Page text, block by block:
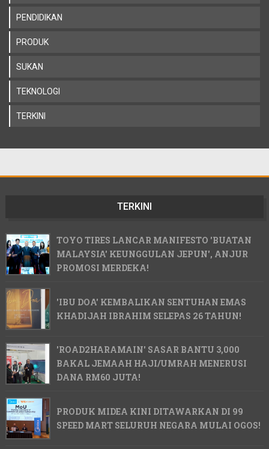
PENDIDIKAN
PRODUK
SUKAN
TEKNOLOGI
TERKINI
TERKINI
TOYO TIRES LANCAR MANIFESTO 'BUATAN
MALAYSIA' KEUNGGULAN JEPUN', ANJUR
PROMOSI MERDEKA!
'IBU DOA' KEMBALIKAN SENTUHAN EMAS
KHADIJAH IBRAHIM SELEPAS 26 TAHUN!
'ROAD2HARAMAIN' SASAR BANTU 3,000
BAKAL JEMAAH HAJI/UMRAH MENERUSI
DANA RM60 JUTA!
PRODUK MIDEA KINI DITAWARKAN DI 99
SPEED MART SELURUH NEGARA MULAI OGOS!